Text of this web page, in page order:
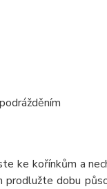
ke kořínkům a
dobu